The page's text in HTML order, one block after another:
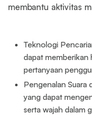
membantu aktivitas
Teknologi
dapat memberikan
pertanyaan
Pengenalan Suara
yang dapat
serta wajah dalam